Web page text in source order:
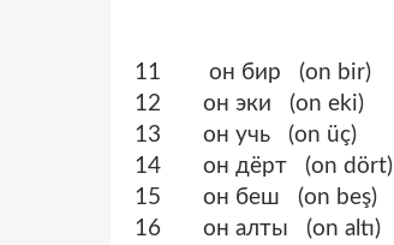
11 он бир (on bir)
12 он эки (on eki)
13 он учь (on üç)
14 он дёрт (on dört)
15 он беш (on beş)
16 он алты (on altı)